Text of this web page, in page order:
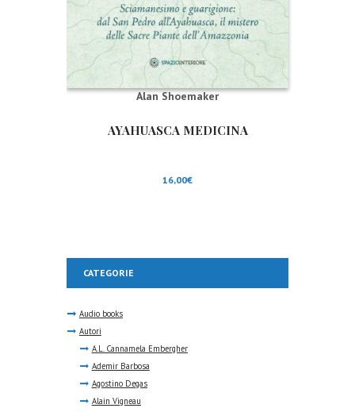
Alan Shoemaker
AYAHUASCA MEDICINA
16,00€
CATEGORIE
Audio books
Autori
A.L. Cannamela Embergher
Ademir Barbosa
Agostino Degas
Alain Vigneau